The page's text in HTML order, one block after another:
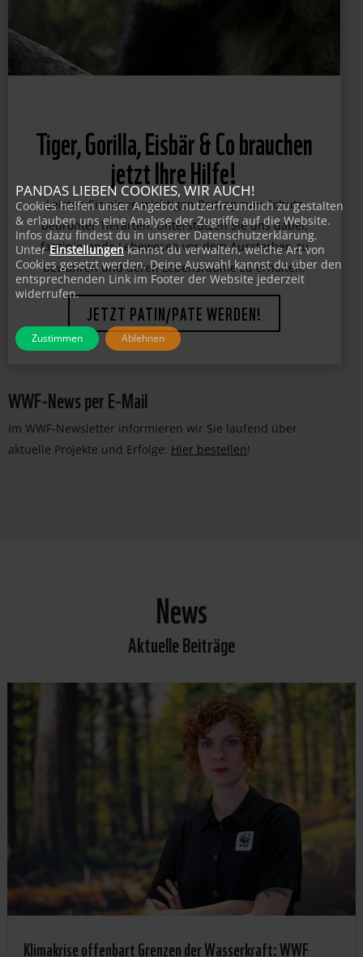
WWF-News per E-Mail
Im WWF-Newsletter informieren wir Sie laufend über
aktuelle Projekte und Erfolge: Hier bestellen!
News
Aktuelle Beiträge
Klimakrise offenbart Grenzen der Wasserkraft: WWF
PANDAS LIEBEN COOKIES, WIR AUCH!
Cookies helfen unser Angebot nutzerfreundlich zu gestalten
& erlauben uns eine Analyse der Zugriffe auf die Website.
Infos dazu findest du in unserer Datenschutzerklärung.
UnterEinstellungen kannst du verwalten, welche Art von
Cookies gesetzt werden. Deine Auswahl kannst du über den
entsprechenden Link im Footer der Website jederzeit
widerrufen.
Zustimmen Ablehnen